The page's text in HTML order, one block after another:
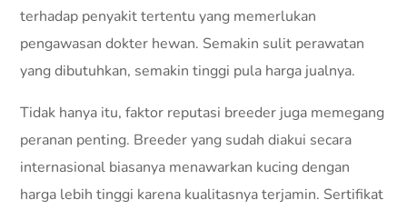
terhadap penyakit tertentu yang memerlukan
pengawasan dokter hewan. Semakin sulit perawatan
yang dibutuhkan, semakin tinggi pula harga jualnya.
Tidak hanya itu, faktor reputasi breeder juga memegang
peranan penting. Breeder yang sudah diakui secara
internasional biasanya menawarkan kucing dengan
harga lebih tinggi karena kualitasnya terjamin. Sertifikat